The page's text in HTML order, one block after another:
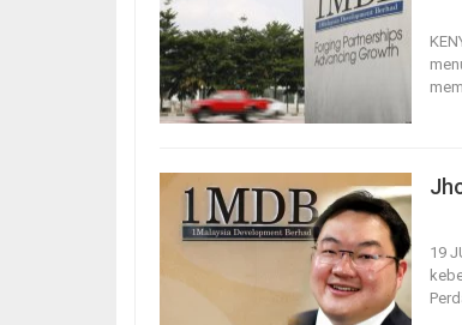
19